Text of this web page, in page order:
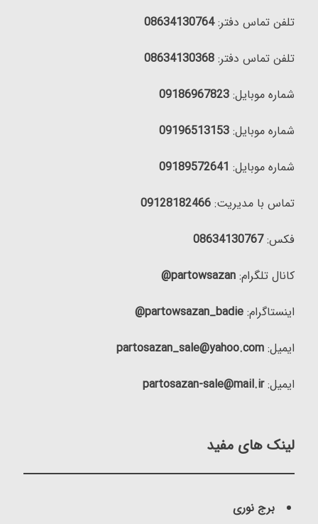
تلفن تماس دفتر:08634130764
تلفن تماس دفتر:08634130368
شماره موبایل:09186967823
شماره موبایل:09196513153
شماره موبایل: 09189572641
تماس با مدیریت:09128182466
فکس:08634130767
کانال تلگرام:partowsazan@
اینستاگرام:partowsazan_badie@
ایمیل:partosazan_sale@yahoo.com
ایمیل:partosazan-sale@mail.ir
لینک های مفید
برج نوری